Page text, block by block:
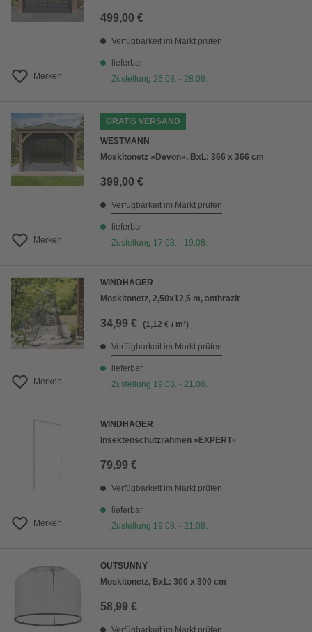
Merken
499,00 €
Verfügbarkeit im Markt prüfen
lieferbar
Zustellung 26.08. - 28.08.
Merken
GRATIS VERSAND
WESTMANN
Moskitonetz »Devon«, BxL: 366 x 366 cm
399,00 €
Verfügbarkeit im Markt prüfen
lieferbar
Zustellung 17.08. - 19.08.
Merken
WINDHAGER
Moskitonetz, 2,50x12,5 m, anthrazit
34,99 € (1,12 € / m²)
Verfügbarkeit im Markt prüfen
lieferbar
Zustellung 19.08. - 21.08.
Merken
WINDHAGER
Insektenschutzrahmen »EXPERT«
79,99 €
Verfügbarkeit im Markt prüfen
lieferbar
Zustellung 19.08. - 21.08.
OUTSUNNY
Moskitonetz, BxL: 300 x 300 cm
58,99 €
Verfügbarkeit im Markt prüfen